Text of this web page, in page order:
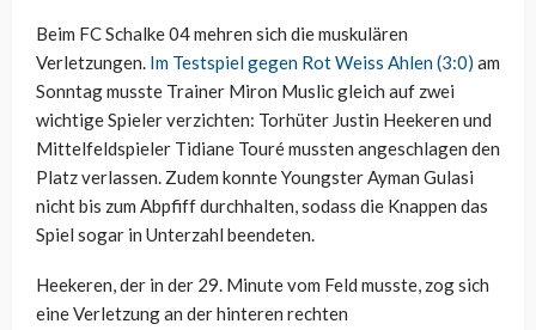
Beim FC Schalke 04 mehren sich die muskulären
Verletzungen. Im Testspiel gegen Rot Weiss Ahlen (3:0) am
Sonntag musste Trainer Miron Muslic gleich auf zwei
wichtige Spieler verzichten: Torhüter Justin Heekeren und
Mittelfeldspieler Tidiane Touré mussten angeschlagen den
Platz verlassen. Zudem konnte Youngster Ayman Gulasi
nicht bis zum Abpfiff durchhalten, sodass die Knappen das
Spiel sogar in Unterzahl beendeten.
Heekeren, der in der 29. Minute vom Feld musste, zog sich
eine Verletzung an der hinteren rechten